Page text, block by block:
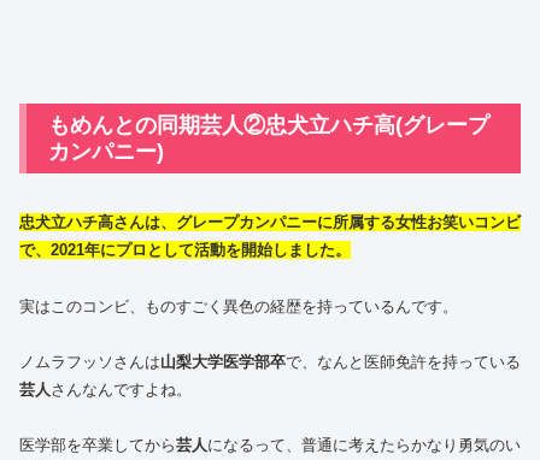
もめんとの同期芸人②忠犬立ハチ高(グレープ
カンパニー)
忠犬立ハチ高さんは、グレープカンパニーに所属する女性お笑いコンビ
で、2021年にプロとして活動を開始しました。
実はこのコンビ、ものすごく異色の経歴を持っているんです。
ノムラフッソさんは山梨大学医学部卒で、なんと医師免許を持っている
芸人さんなんですよね。
医学部を卒業してから芸人になるって、普通に考えたらかなり勇気のい